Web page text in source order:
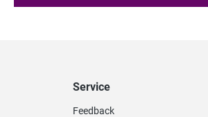
Service
Feedback